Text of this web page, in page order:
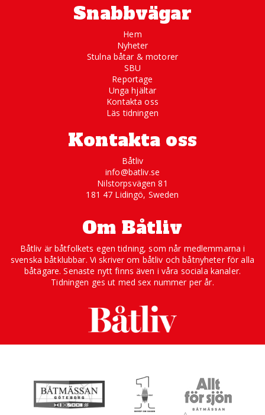
Snabbvägar
Hem
Nyheter
Stulna båtar & motorer
SBU
Reportage
Unga hjältar
Kontakta oss
Läs tidningen
Kontakta oss
Båtliv
info@batliv.se
Nilstorpsvägen 81
181 47 Lidingö, Sweden
Om Båtliv
Båtliv är båtfolkets egen tidning, som når medlemmarna i
svenska båtklubbar. Vi skriver om båtliv och båtnyheter för alla
båtägare. Senaste nytt finns även i våra sociala kanaler.
Tidningen ges ut med sex nummer per år.